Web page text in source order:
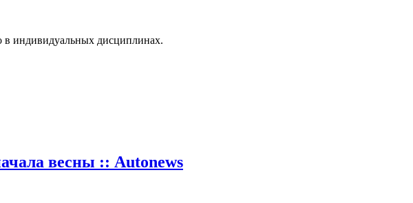
в индивидуальных дисциплинах.
весны :: Autonews